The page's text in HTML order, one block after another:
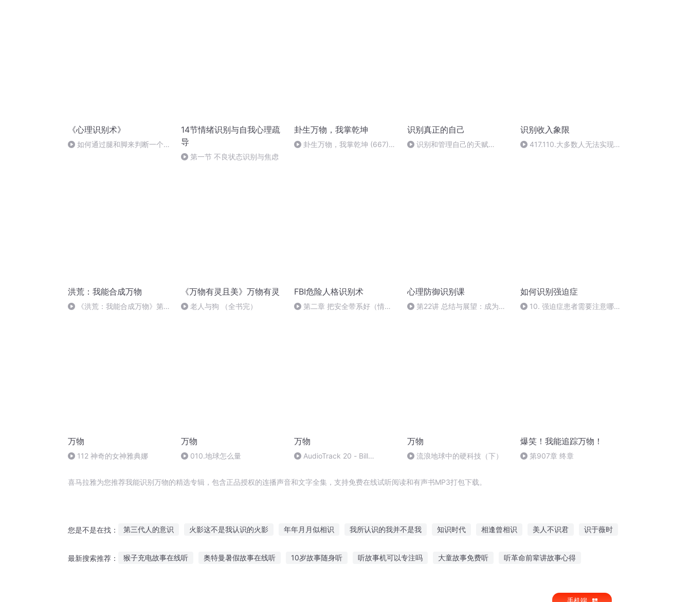
《心理识别术》
如何通过腿和脚来判断一个人
14节情绪识别与自我心理疏
导
第一节 不良状态识别与焦虑
卦生万物，我掌乾坤
卦生万物，我掌乾坤 (667)
识别真正的自己
识别和管理自己的天赋
识别收入象限
417.110.大多数人无法实现财
洪荒：我能合成万物
《洪荒：我能合成万物》第
《万物有灵且美》万物有灵
老人与狗 （全书完）
FBI危险人格识别术
第二章 把安全带系好（情绪
心理防御识别课
第22讲 总结与展望：成为自
如何识别强迫症
10. 强迫症患者需要注意哪些
万物
112 神奇的女神雅典娜
万物
010.地球怎么量
万物
AudioTrack 20 - Bill
万物
流浪地球中的硬科技（下）
爆笑！我能追踪万物！
第907章 终章
喜马拉雅为您推荐我能识别万物的精选专辑，包含正品授权的连播声音和文字全集，支持免费在线试听阅读和有声书MP3打包下载。
您是不是在找： 第三代人的意识 火影这不是我认识的火影 年年月月似相识 我所认识的我并不是我 知识时代 相逢曾相识 美人不识君 识于薇时
最新搜索推荐： 猴子充电故事在线听 奥特曼暑假故事在线听 10岁故事随身听 听故事机可以专注吗 大童故事免费听 听革命前辈讲故事心得